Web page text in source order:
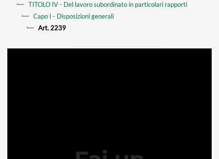
TITOLO IV - Del lavoro subordinato in particolari rapporti
Capo I - Disposizioni generali
Art. 2239